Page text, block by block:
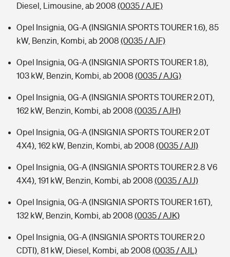
Diesel, Limousine, ab 2008 (0035 / AJE)
Opel Insignia, 0G-A (INSIGNIA SPORTS TOURER 1.6), 85
kW, Benzin, Kombi, ab 2008 (0035 / AJF)
Opel Insignia, 0G-A (INSIGNIA SPORTS TOURER 1.8),
103 kW, Benzin, Kombi, ab 2008 (0035 / AJG)
Opel Insignia, 0G-A (INSIGNIA SPORTS TOURER 2.0T),
162 kW, Benzin, Kombi, ab 2008 (0035 / AJH)
Opel Insignia, 0G-A (INSIGNIA SPORTS TOURER 2.0T
4X4), 162 kW, Benzin, Kombi, ab 2008 (0035 / AJI)
Opel Insignia, 0G-A (INSIGNIA SPORTS TOURER 2.8 V6
4X4), 191 kW, Benzin, Kombi, ab 2008 (0035 / AJJ)
Opel Insignia, 0G-A (INSIGNIA SPORTS TOURER 1.6T),
132 kW, Benzin, Kombi, ab 2008 (0035 / AJK)
Opel Insignia, 0G-A (INSIGNIA SPORTS TOURER 2.0
CDTI), 81 kW, Diesel, Kombi, ab 2008 (0035 / AJL)